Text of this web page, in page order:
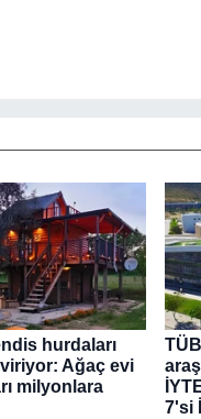
hurdaları
Ağaç evi
milyonlara
7'si